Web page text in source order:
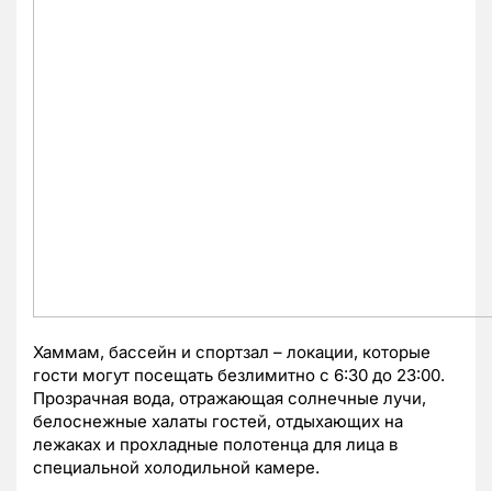
Хаммам, бассейн и спортзал – локации, которые
гости могут посещать безлимитно с 6:30 до 23:00.
Прозрачная вода, отражающая солнечные лучи,
белоснежные халаты гостей, отдыхающих на
лежаках и прохладные полотенца для лица в
специальной холодильной камере.